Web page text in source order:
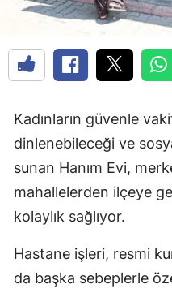
Kadınların güvenle
dinlenebileceği ve
sunan Hanım Evi,
mahallelerden ilçeye
kolaylık sağlıyor.
Hastane işleri, resmi
da başka sebeplerle